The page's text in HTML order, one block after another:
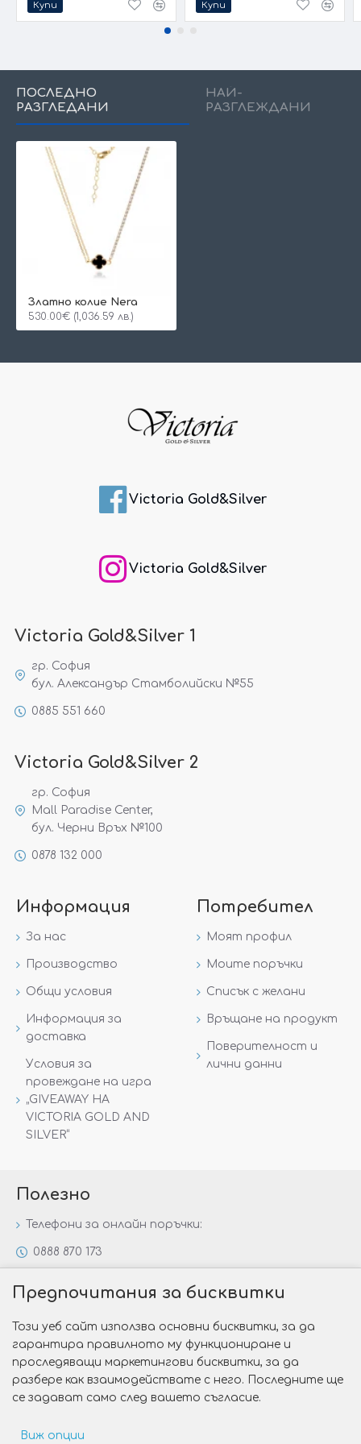
Купи Купи
ПОСЛЕДНО
РАЗГЛЕДАНИ
НАЙ-
РАЗГЛЕЖДАНИ
Златно колие Nera
530.00€ (1,036.59 лв.)
Victoria Gold&Silver
Victoria Gold&Silver
Victoria Gold&Silver 1
гр. София
бул. Александър Стамболийски №55
0885 551 660
Victoria Gold&Silver 2
гр. София
Mall Paradise Center,
бул. Черни Връх №100
0878 132 000
Информация
За нас
Производство
Общи условия
Информация за
доставка
Условия за
провеждане на игра
„GIVEAWAY НА
VICTORIA GOLD AND
SILVER“
Потребител
Моят профил
Моите поръчки
Списък с желани
Връщане на продукт
Поверителност и
лични данни
Полезно
Телефони за онлайн поръчки:
0888 870 173
Специални предложения
Защо да изберете Victoria Gold&Silver?
Как да изберем годежен пръстен?
Предпочитания за бисквитки
Този уеб сайт използва основни бисквитки, за да
гарантира правилното му функциониране и
проследяващи маркетингови бисквитки, за да
разбере как взаимодействате с него. Последните ще
се задават само след вашето съгласие.
Виж опции